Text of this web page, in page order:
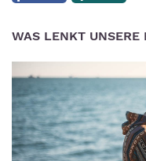
WAS LENKT UNSERE